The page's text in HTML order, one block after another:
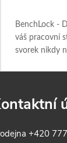
BenchLock -
váš pracovní
svorek nikdy
+420